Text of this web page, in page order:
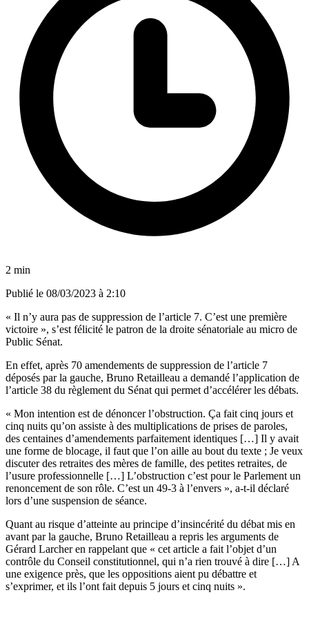
2 min
Publié le 08/03/2023 à 2:10
« Il n’y aura pas de suppression de l’article 7. C’est une première
victoire », s’est félicité le patron de la droite sénatoriale au micro de
Public Sénat.
En effet, après 70 amendements de suppression de l’article 7
déposés par la gauche, Bruno Retailleau a demandé l’application de
l’article 38 du règlement du Sénat qui permet d’accélérer les débats.
« Mon intention est de dénoncer l’obstruction. Ça fait cinq jours et
cinq nuits qu’on assiste à des multiplications de prises de paroles,
des centaines d’amendements parfaitement identiques […] Il y avait
une forme de blocage, il faut que l’on aille au bout du texte ; Je veux
discuter des retraites des mères de famille, des petites retraites, de
l’usure professionnelle […] L’obstruction c’est pour le Parlement un
renoncement de son rôle. C’est un 49-3 à l’envers », a-t-il déclaré
lors d’une suspension de séance.
Quant au risque d’atteinte au principe d’insincérité du débat mis en
avant par la gauche, Bruno Retailleau a repris les arguments de
Gérard Larcher en rappelant que « cet article a fait l’objet d’un
contrôle du Conseil constitutionnel, qui n’a rien trouvé à dire […] A
une exigence près, que les oppositions aient pu débattre et
s’exprimer, et ils l’ont fait depuis 5 jours et cinq nuits ».